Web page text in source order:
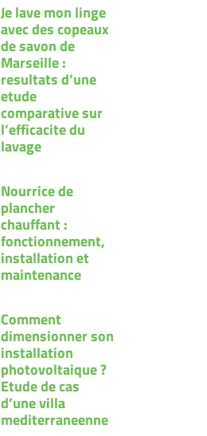
Je lave mon linge
avec des copeaux
de savon de
Marseille :
resultats d’une
etude
comparative sur
l’efficacite du
lavage
Nourrice de
plancher
chauffant :
fonctionnement,
installation et
maintenance
Comment
dimensionner son
installation
photovoltaique ?
Etude de cas
d’une villa
mediterraneenne